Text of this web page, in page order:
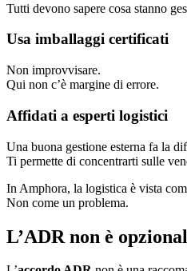
Tutti devono sapere cosa stanno
Usa imballaggi certificati
Non improvvisare.
Qui non c’è margine di errore.
Affidati a esperti logistici
Una buona gestione esterna fa la
Ti permette di concentrarti sulle
In Amphora, la logistica è vista
Non come un problema.
L’ADR non è